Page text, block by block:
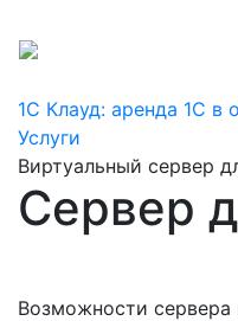
1С Клауд: аренда 1С в
Услуги
Виртуальный сервер
Сервер
Возможности сервера